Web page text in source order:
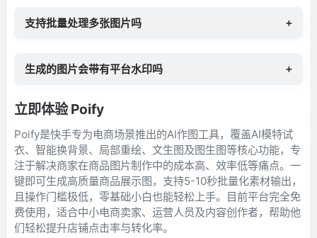
支持批量处理多张图片吗 +
生成的图片会带有平台水印吗 +
立即体验 Poify
Poify是快手专为电商场景推出的AI作图工具，覆盖AI模特试
衣、智能换背景、局部重绘、文生图及图生图等核心功能，专
注于解决商家在商品图片制作中的成本高、效率低等痛点。一
键即可生成高质量商品展示图，支持5-10秒批量化素材输出，
且操作门槛极低，零基础小白也能轻松上手。目前平台完全免
费使用，适合中小电商卖家、运营人员及内容创作者，帮助他
们轻松提升店铺点击率与转化率。